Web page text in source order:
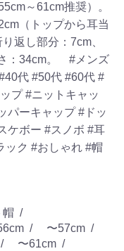
～61cm推奨）。
（トップから耳当
返し部分：7cm、
：34cm。 #メンズ
代 #50代 #60代 #
プ#ニットキャッ
パーキャップ#ドッ
ケボー #スノボ #耳
ック #おしゃれ #帽
帽
〜57cm
〜61cm